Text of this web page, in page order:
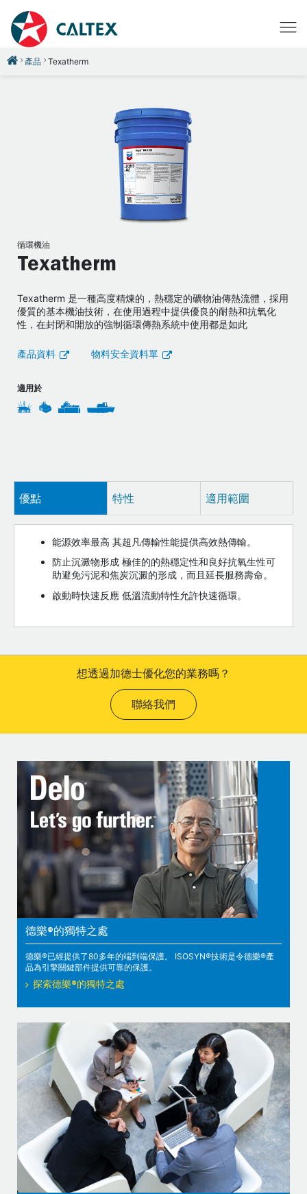
產品 Texatherm
循環機油
Texatherm
Texatherm 是一種高度精煉的，熱穩定的礦物油傳熱流體，採用
優質的基本機油技術，在使用過程中提供優良的耐熱和抗氧化
性，在封閉和開放的強制循環傳熱系統中使用都是如此
產品資料 物料安全資料單
適用於
優點 特性 適用範圍
能源效率最高 其超凡傳輸性能提供高效熱傳輸。
防止沉澱物形成 極佳的的熱穩定性和良好抗氧生性可
助避免污泥和焦炭沉澱的形成，而且延長服務壽命。
啟動時快速反應 低溫流動特性允許快速循環。
想透過加德士優化您的業務嗎？
聯絡我們
德樂®的獨特之處
德樂®已經提供了80多年的端到端保護。 ISOSYN®技術是令德樂®產
品為引擎關鍵部件提供可靠的保護。
探索德樂®的獨特之處